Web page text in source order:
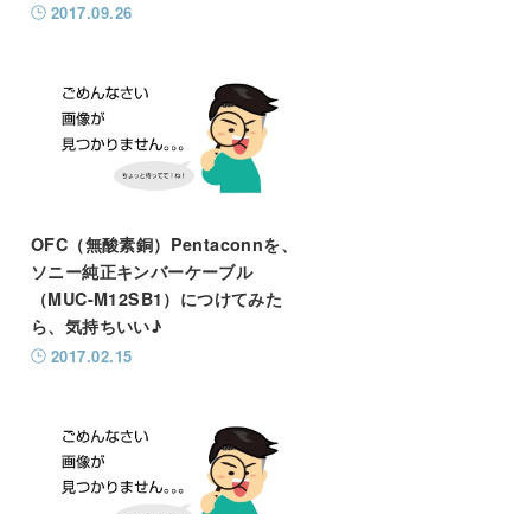
2017.09.26
OFC（無酸素銅）Pentaconnを、
ソニー純正キンバーケーブル
（MUC-M12SB1）につけてみた
ら、気持ちいい♪
2017.02.15